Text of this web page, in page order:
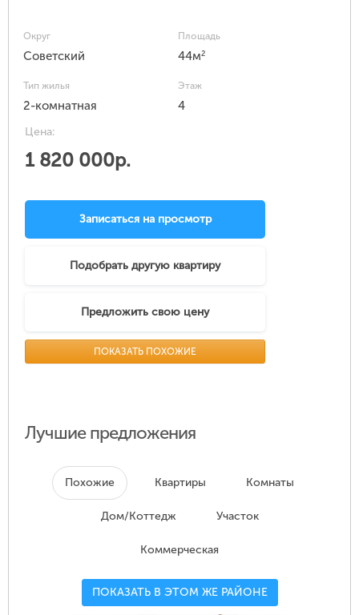
Округ
Советский
Площадь
44м2
Тип жилья
2-комнатная
Этаж
4
Цена:
1 820 000р.
Записаться на просмотр
Подобрать другую квартиру
Предложить свою цену
ПОКАЗАТЬ ПОХОЖИЕ
Лучшие предложения
Похожие Квартиры Комнаты
Дом/Коттедж Участок
Коммерческая
ПОКАЗАТЬ В ЭТОМ ЖЕ РАЙОНЕ